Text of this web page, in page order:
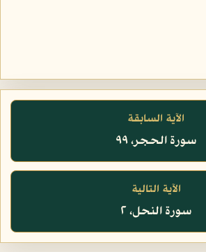
الآية السابقة
سورة الحجر، ٩٩
الآية التالية
سورة النحل، ٢